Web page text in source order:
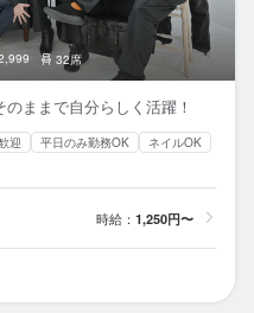
32席
ままで自分らしく活躍！
迎 平日のみ勤務OK
ネイルOK
時給： 1,250円〜